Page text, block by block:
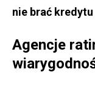
nie brać
Agencje